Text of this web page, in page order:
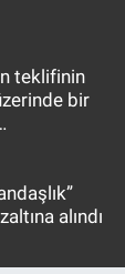
teklifinin
bir
alındı